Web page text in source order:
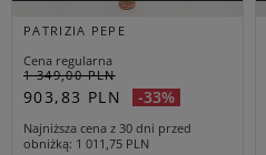
PATRIZIA PEPE
Cena regularna
1 349,00 PLN
903,83 PLN -33%
Najniższa cena z 30 dni przed
obniżką 1 011,75 PLN